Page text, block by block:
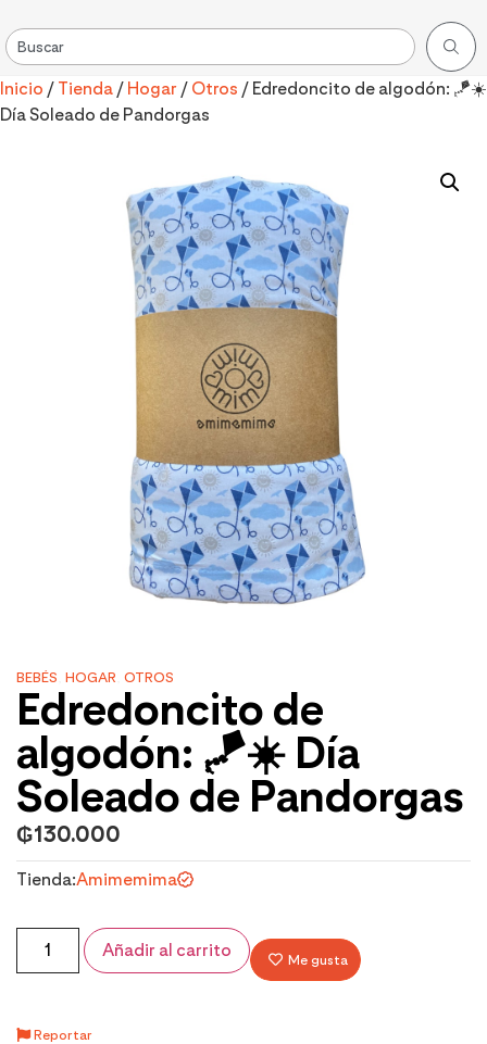
Inicio / Tienda / Hogar / Otros / Edredoncito de algodón: 🪁☀️
Día Soleado de Pandorgas
BEBÉS HOGAR OTROS
Edredoncito de
algodón: 🪁☀️ Día
Soleado de Pandorgas
₲130.000
Tienda:Amimemima
Añadir al carrito Me gusta
Reportar